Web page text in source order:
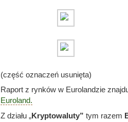
(część oznaczeń usunięta)
Raport z rynków w Eurolandzie
Euroland.
Z działu „Kryptowaluty” tym razem